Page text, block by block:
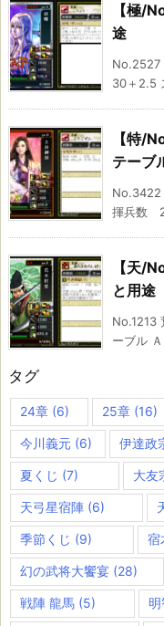
【極/
途
No.2527
30＋2.5
【特/
テーブ
揮兵数
【天/
と用途
No.1213
ーブル
タグ
24章 (6) 25章(16)
今川義元 (6) 伊達政
夏くじ (7) 大友
天弓星宿陣 (6)
季節くじ (9) 宿
幻の武将大饗宴 (28)
戦陣 龍馬 (5)